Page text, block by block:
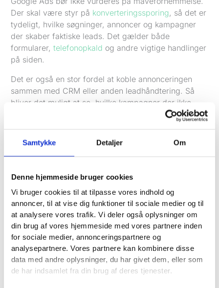
Samtykke Detaljer Om
Denne hjemmeside bruger cookies
Vi bruger cookies til at tilpasse vores indhold og
annoncer, til at vise dig funktioner til sociale medier og til
at analysere vores trafik. Vi deler også oplysninger om
din brug af vores hjemmeside med vores partnere inden
for sociale medier, annonceringspartnere og
analysepartnere. Vores partnere kan kombinere disse
data med andre oplysninger, du har givet dem, eller som
de har indsamlet fra din brug af deres tjenester.
Der skal være styr på konverteringssporing, så det er
tydeligt, hvilke søgninger, annoncer og kampagner
der skaber faktiske leads. Det gælder både
formularer,telefonopkald og andre vigtige handlinger
på siden.
Det er også en stor fordel at koble annonceringen
sammen med CRM eller anden leadhåndtering. Så
bliver det muligt at se, hvilke kampagner der ikke
bare skaffer henvendelser, men henvendelser med
budgettet skal bruges rigtigt.
Mange virksomheder har tidligere fået rapporter med
hvad det gav i forretningen. Det er ikke nok.
Rapportering skal være brugbar. Ellers er den bare
støj.
Sådan arbejder vi med Google Ads for virksomheder
i Vejle
Hos Vækster er fokus ikke at skabe mere aktivitet for
aktivitetens skyld. Målet er at skabe leads, der kan
blive til kunder. Det gælder især for små og